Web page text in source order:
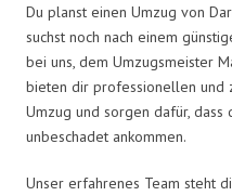
Du planst einen Umzug von
suchst noch nach einem
bei uns, dem Umzugsmeister
bieten dir professionellen und
Umzug und sorgen dafür,
unbeschadet ankommen.
Unser erfahrenes Team steht